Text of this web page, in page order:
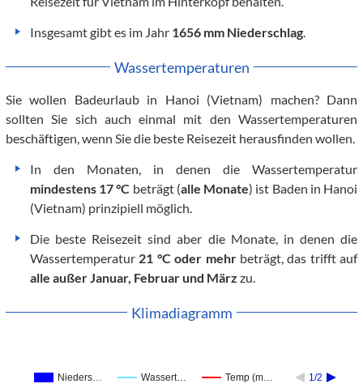
Insgesamt gibt es im Jahr 1656 mm Niederschlag.
Wassertemperaturen
Sie wollen Badeurlaub in Hanoi (Vietnam) machen? Dann
sollten Sie sich auch einmal mit den Wassertemperaturen
beschäftigen, wenn Sie die beste Reisezeit herausfinden wollen.
In den Monaten, in denen die Wassertemperatur
mindestens 17 °C beträgt (alle Monate) ist Baden in Hanoi
(Vietnam) prinzipiell möglich.
Die beste Reisezeit sind aber die Monate, in denen die
Wassertemperatur 21 °C oder mehrbeträgt, das trifft auf
alle außer Januar, Februar und März zu.
Klimadiagramm
Nieders… Wassert… Temp (m… 1/2